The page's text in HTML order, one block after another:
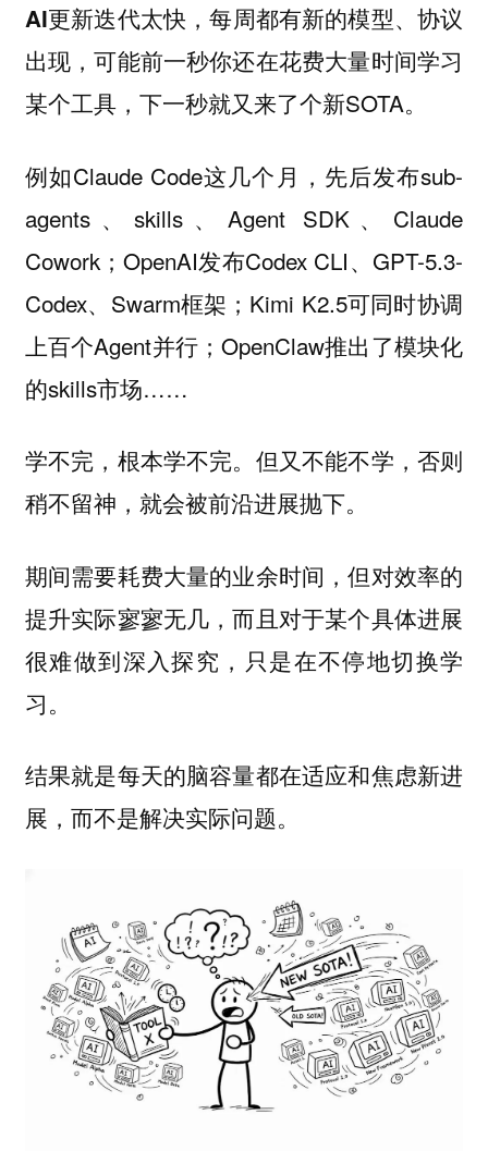
AI更新迭代太快 ，每周都有新的模型、协议
出现，可能前一秒你还在花费大量时间学习
某个工具，下一秒就又来了个新SOTA。
例如Claude Code这几个月，先后发布sub-
agents、skills、Agent SDK、Claude
Cowork；OpenAI发布Codex CLI、GPT-5.3-
Codex、Swarm框架；Kimi K2.5可同时协调
上百个Agent并行；OpenClaw推出了模块化
的skills市场……
学不完，根本学不完。但又不能不学，否则
稍不留神，就会被前沿进展抛下。
期间需要耗费大量的业余时间，但对效率的
提升实际寥寥无几，而且对于某个具体进展
很难做到深入探究，只是在不停地切换学
习。
结果就是每天的脑容量都在适应和焦虑新进
展 ，而不是解决实际问题。